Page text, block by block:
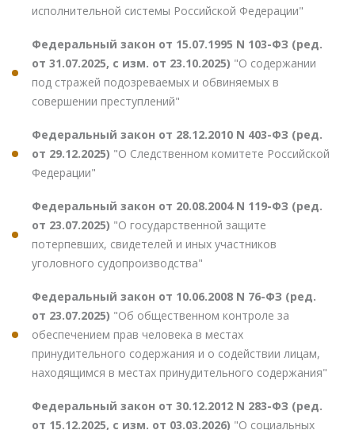
исполнительной системы Российской Федерации"
Федеральный закон от 15.07.1995 N 103-ФЗ (ред.
от 31.07.2025, с изм. от 23.10.2025) "О содержании
под стражей подозреваемых и обвиняемых в
совершении преступлений"
Федеральный закон от 28.12.2010 N 403-ФЗ (ред.
от 29.12.2025) "О Следственном комитете Российской
Федерации"
Федеральный закон от 20.08.2004 N 119-ФЗ (ред.
от 23.07.2025) "О государственной защите
потерпевших, свидетелей и иных участников
уголовного судопроизводства"
Федеральный закон от 10.06.2008 N 76-ФЗ (ред.
от 23.07.2025) "Об общественном контроле за
обеспечением прав человека в местах
принудительного содержания и о содействии лицам,
находящимся в местах принудительного содержания"
Федеральный закон от 30.12.2012 N 283-ФЗ (ред.
от 15.12.2025, с изм. от 03.03.2026) "О социальных